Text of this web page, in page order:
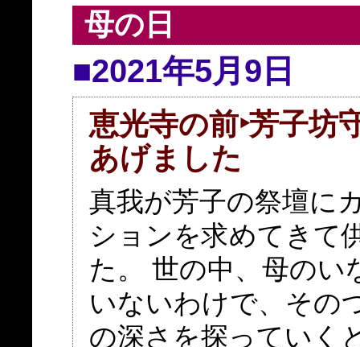
母の日
■2021年5月9日
恵光寺の前‣芳子坊
あげました
真我が芳子の祭壇に
ションを求めてきて
た。 世の中、母のい
いないわけで、その
の深さを探っていく